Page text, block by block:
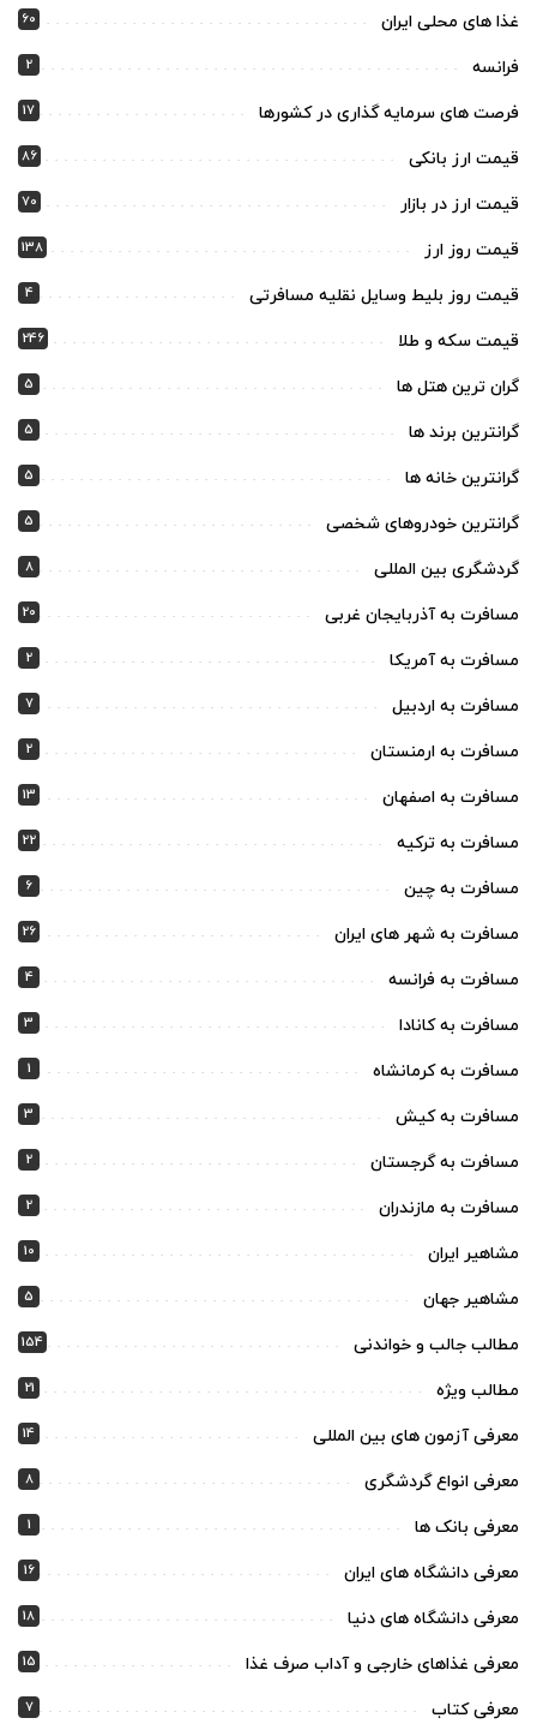
غذا های محلی ایران 60
فرانسه 2
فرصت های سرمایه گذاری در کشورها 17
قیمت ارز بانکی 86
قیمت ارز در بازار 70
قیمت روز ارز 138
قیمت روز بلیط وسایل نقلیه مسافرتی 4
قیمت سکه و طلا 246
گران ترین هتل ها 5
گرانترین برند ها 5
گرانترین خانه ها 5
گرانترین خودروهای شخصی 5
گردشگری بین المللی 8
مسافرت به آذربایجان غربی 20
مسافرت به آمریکا 2
مسافرت به اردبیل 7
مسافرت به ارمنستان 2
مسافرت به اصفهان 13
مسافرت به ترکیه 22
مسافرت به چین 6
مسافرت به شهر های ایران 26
مسافرت به فرانسه 4
مسافرت به کانادا 3
مسافرت به کرمانشاه 1
مسافرت به کیش 3
مسافرت به گرجستان 2
مسافرت به مازندران 2
مشاهیر ایران 10
مشاهیر جهان 5
مطالب جالب و خواندنی 154
مطالب ویژه 21
معرفی آزمون های بین المللی 14
معرفی انواع گردشگری 8
معرفی بانک ها 1
معرفی دانشگاه های ایران 16
معرفی دانشگاه های دنیا 18
معرفی غذاهای خارجی و آداب صرف غذا 15
معرفی کتاب 7